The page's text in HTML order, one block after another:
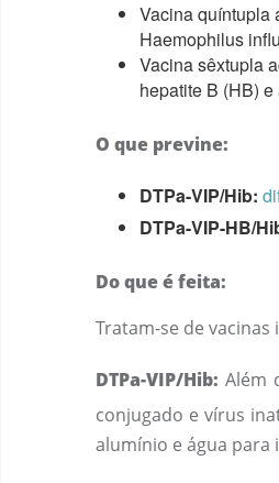
Vacina quíntupla
Haemophilus
Vacina sêxtupla
hepatite B (HB)
O que previne:
DTPa-VIP/Hib:
DTPa-VIP-HB/
Do que é feita:
Tratam-se de
DTPa-VIP/Hib: Além
conjugado e vírus
alumínio e água